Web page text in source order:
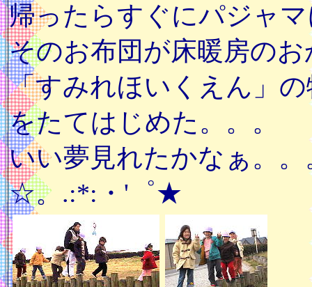
帰ったらすぐにパジャ
そのお布団が床暖房の
「すみれほいくえん」
をたてはじめた。。。
いい夢見れたかなぁ。
☆。.:*:・'゜★